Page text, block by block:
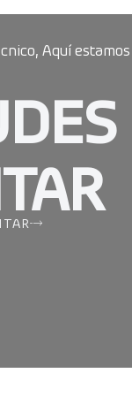
Aquí estamos